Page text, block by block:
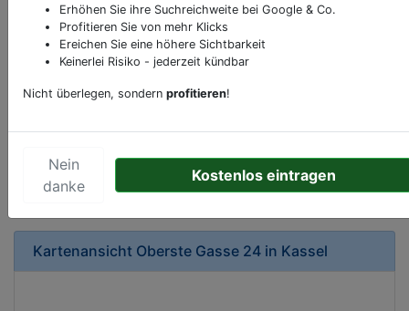
Sie möchten eine Beschreibung, Dienstleistung
oder andere relevante Informationen hinzufügen?
Gerne erweitern wir Ihren Firmeneintrag um
Ihren Wettbewerbern abheben.
Kartenansicht Oberste Gasse 24 in Kassel
Erhöhen Sie ihre Suchreichweite bei Google & Co.
Profitieren Sie von mehr Klicks
Ereichen Sie eine höhere Sichtbarkeit
Keinerlei Risiko - jederzeit kündbar
Nicht überlegen, sondern profitieren!
Nein
danke
Kostenlos eintragen